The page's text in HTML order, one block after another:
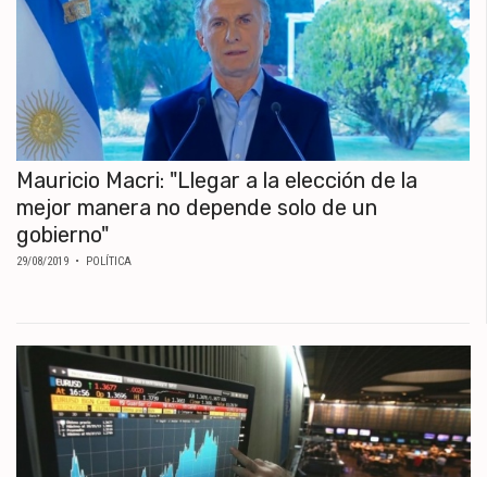
Mauricio Macri: "Llegar a la elección de la
mejor manera no depende solo de un
gobierno"
29/08/2019 • POLÍTICA